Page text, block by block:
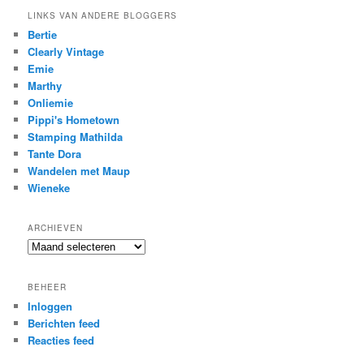
LINKS VAN ANDERE BLOGGERS
Bertie
Clearly Vintage
Emie
Marthy
Onliemie
Pippi's Hometown
Stamping Mathilda
Tante Dora
Wandelen met Maup
Wieneke
ARCHIEVEN
Archieven
BEHEER
Inloggen
Berichten feed
Reacties feed